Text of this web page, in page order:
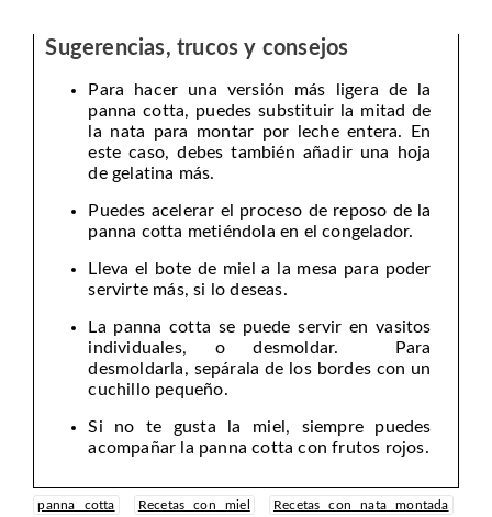
Sugerencias, trucos y consejos
Para hacer una versión más ligera de la
panna cotta, puedes substituir la mitad de
la nata para montar por leche entera. En
este caso, debes también añadir una hoja
de gelatina más.
Puedes acelerar el proceso de reposo de la
panna cotta metiéndola en el congelador.
Lleva el bote de miel a la mesa para poder
servirte más, si lo deseas.
La panna cotta se puede servir en vasitos
individuales, o desmoldar. Para
desmoldarla, sepárala de los bordes con un
cuchillo pequeño.
Si no te gusta la miel, siempre puedes
acompañar la panna cotta con frutos rojos.
panna cotta Recetas con miel Recetas con nata montada